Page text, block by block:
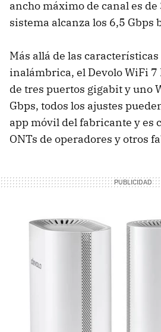
ancho máximo de canal es
sistema alcanza los 6,5 Gbps
Más allá de las
inalámbrica, el Devolo WiFi
de tres puertos gigabit y uno
Gbps, todos los ajustes
app móvil del fabricante y es
ONTs de operadores y otros